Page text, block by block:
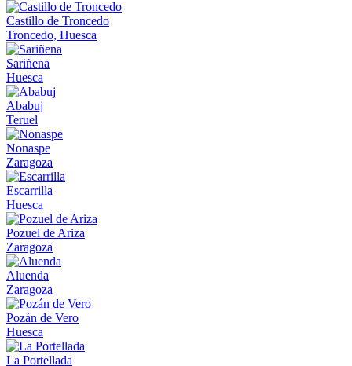
Castillo de Troncedo
Troncedo, Huesca
Sariñena
Huesca
Ababuj
Teruel
Nonaspe
Zaragoza
Escarrilla
Huesca
Pozuel de Ariza
Zaragoza
Aluenda
Zaragoza
Pozán de Vero
Huesca
La Portellada